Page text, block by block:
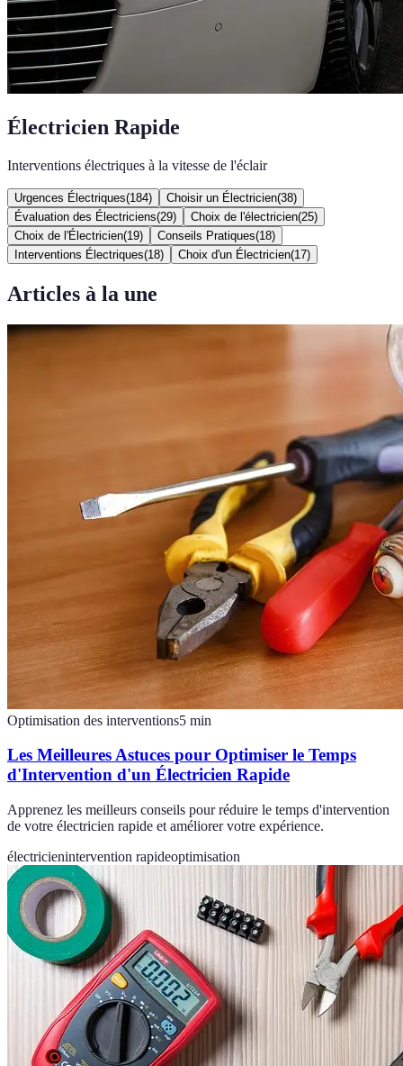
Électricien Rapide
Interventions électriques à la vitesse de l'éclair
Urgences Électriques(184) Choisir un Électricien(38)
Évaluation des Électriciens(29) Choix de l'électricien(25)
Choix de l'Électricien(19) Conseils Pratiques(18)
Interventions Électriques(18) Choix d'un Électricien(17)
Articles à la une
Optimisation des interventions5 min
Les Meilleures Astuces pour Optimiser le Temps
d'Intervention d'un Électricien Rapide
Apprenez les meilleurs conseils pour réduire le temps d'intervention
de votre électricien rapide et améliorer votre expérience.
électricienintervention rapideoptimisation